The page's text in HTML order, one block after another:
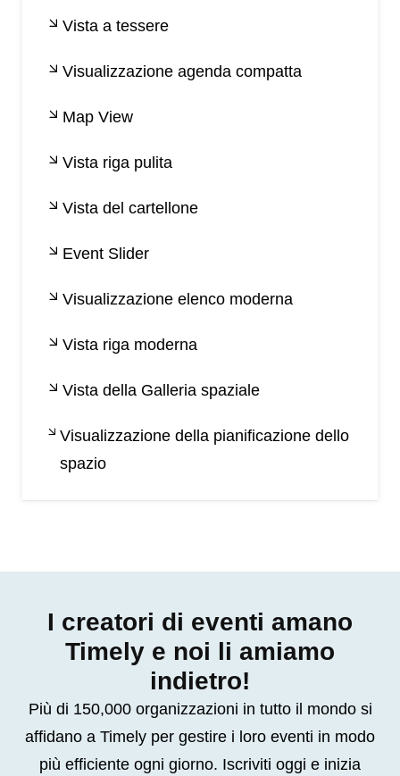
Vista a tessere
Visualizzazione agenda compatta
Map View
Vista riga pulita
Vista del cartellone
Event Slider
Visualizzazione elenco moderna
Vista riga moderna
Vista della Galleria spaziale
Visualizzazione della pianificazione dello
spazio
I creatori di eventi amano
Timely e noi li amiamo
indietro!
Più di 150,000 organizzazioni in tutto il mondo si
affidano a Timely per gestire i loro eventi in modo
più efficiente ogni giorno. Iscriviti oggi e inizia